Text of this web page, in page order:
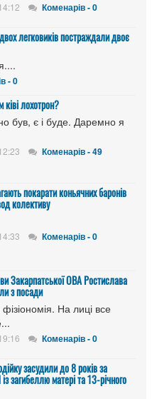
Коменарів - 0
легковиків постраждали двоє
- 0
ківі лохотрон?
був, є і буде. Даремно я
Коменарів - 49
покарати коньячних баронів
колективу
Коменарів - 0
Закарпатської ОВА Ростислава
з посади
На лиці все
Коменарів - 0
засудили до 8 років за
загибеллю матері та 13-річного